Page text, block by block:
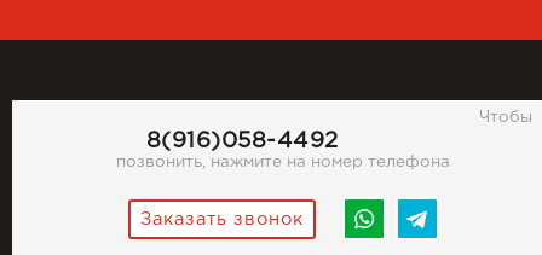
8(916)058-4492
Чтобы
позвонить, нажмите на номер телефона
Заказать звонок